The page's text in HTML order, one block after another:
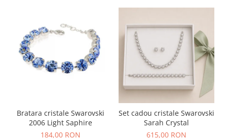
Bratara cristale Swarovski
2006 Light Saphire
184,00 RON
Set cadou cristale Swarovski
Sarah Crystal
615,00 RON